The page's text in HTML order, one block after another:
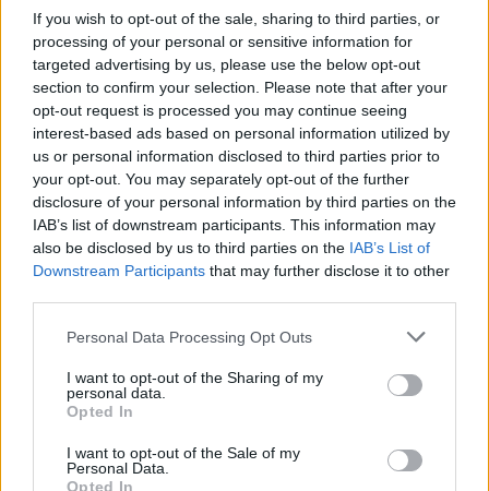
If you wish to opt-out of the sale, sharing to third parties, or
processing of your personal or sensitive information for
targeted advertising by us, please use the below opt-out
section to confirm your selection. Please note that after your
opt-out request is processed you may continue seeing
interest-based ads based on personal information utilized by
us or personal information disclosed to third parties prior to
your opt-out. You may separately opt-out of the further
disclosure of your personal information by third parties on the
IAB’s list of downstream participants. This information may
also be disclosed by us to third parties on the IAB’s List of
Downstream Participants that may further disclose it to other
Personal Data Processing Opt Outs
I want to opt-out of the Sharing of my
personal data.
Opted In
I want to opt-out of the Sale of my
Personal Data.
Opted In